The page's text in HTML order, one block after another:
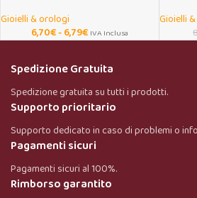
Gioielli & orologi
6,70€-6,79€ IVA Inclusa
Gioielli
Spedizione Gratuita
Spedizione gratuita su tutti i prodotti.
Supporto prioritario
Supporto dedicato in caso di problemi o
Pagamenti sicuri
Pagamenti sicuri al 100%.
Rimborso garantito